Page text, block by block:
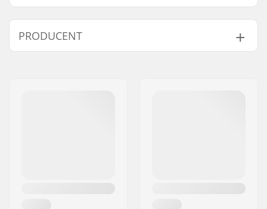
Średnica ośki: 10mm
PRODUCENT